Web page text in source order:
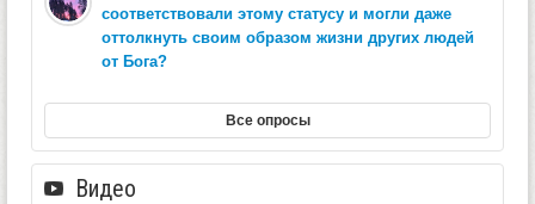
соответствовали этому статусу и могли даже
оттолкнуть своим образом жизни других людей
от Бога?
Все опросы
Видео